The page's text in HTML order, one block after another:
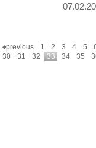
previous 1 2 3 4 5
30
31 32 33 34 35